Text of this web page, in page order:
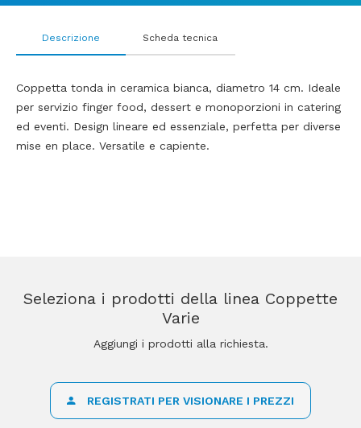
Descrizione
Coppetta tonda in ceramica bianca, diametro 14 cm. Ideale
per servizio finger food, dessert e monoporzioni in catering
ed eventi. Design lineare ed essenziale, perfetta per diverse
mise en place. Versatile e capiente.
Scheda tecnica
Seleziona i prodotti della linea Coppette
Varie
Aggiungi i prodotti alla richiesta.
REGISTRATI PER VISIONARE I PREZZI